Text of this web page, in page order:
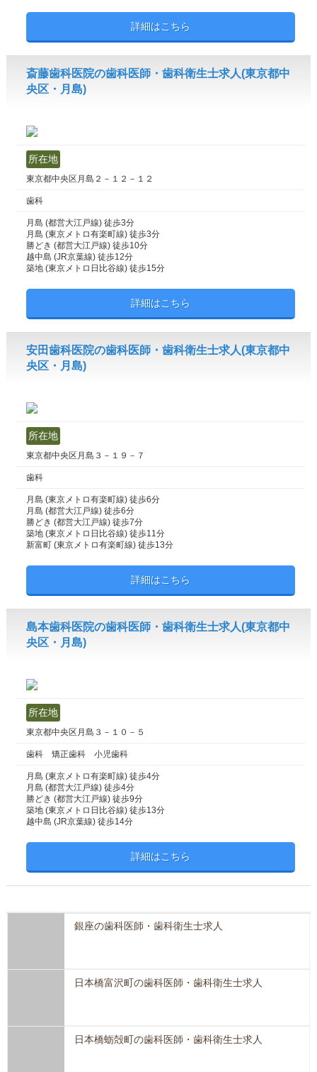
詳細はこちら
斎藤歯科医院の歯科医師・歯科衛生士求人(東京都中
央区・月島)
所在地
東京都中央区月島２－１２－１２
歯科
月島 (都営大江戸線) 徒歩3分
月島 (東京メトロ有楽町線) 徒歩3分
勝どき (都営大江戸線) 徒歩10分
越中島 (JR京葉線) 徒歩12分
築地 (東京メトロ日比谷線) 徒歩15分
詳細はこちら
安田歯科医院の歯科医師・歯科衛生士求人(東京都中
央区・月島)
所在地
東京都中央区月島３－１９－７
歯科
月島 (東京メトロ有楽町線) 徒歩6分
月島 (都営大江戸線) 徒歩6分
勝どき (都営大江戸線) 徒歩7分
築地 (東京メトロ日比谷線) 徒歩11分
新富町 (東京メトロ有楽町線) 徒歩13分
詳細はこちら
島本歯科医院の歯科医師・歯科衛生士求人(東京都中
央区・月島)
所在地
東京都中央区月島３－１０－５
歯科 矯正歯科 小児歯科
月島 (東京メトロ有楽町線) 徒歩4分
月島 (都営大江戸線) 徒歩4分
勝どき (都営大江戸線) 徒歩9分
築地 (東京メトロ日比谷線) 徒歩13分
越中島 (JR京葉線) 徒歩14分
詳細はこちら
銀座の歯科医師・歯科衛生士求人
日本橋富沢町の歯科医師・歯科衛生士求人
日本橋蛎殻町の歯科医師・歯科衛生士求人